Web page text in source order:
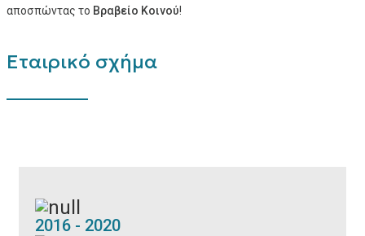
αποσπώντας το Βραβείο Κοινού!
Εταιρικό σχήμα
2016 - 2020